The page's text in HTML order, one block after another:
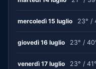
mercoledì 15 luglio 23° /
giovedì 16 luglio 23° /
venerdì 17 luglio 23° / 41°